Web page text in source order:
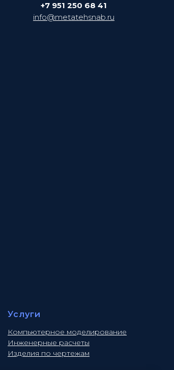
+7 951 250 68 41
info@metatehsnab.ru
Услуги
Компьютерное моделирование
Инженерные расчеты
Изделия по чертежам